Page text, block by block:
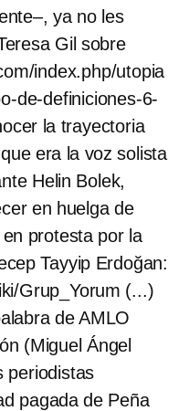
ya no les
Gil sobre
index.php/utopia
de-definiciones-6-
la trayectoria
era la voz solista
Helin Bolek,
en huelga de
protesta por la
Tayyip Erdoğan:
Grup_Yorum (...)
de AMLO
(Miguel Ángel
periodistas
pagada de Peña